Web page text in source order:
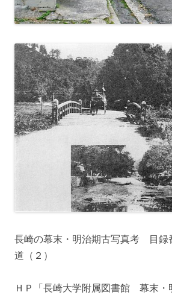
長崎の幕末・明治期古写真考 目
道（２）
ＨＰ「長崎大学附属図書館 幕末・